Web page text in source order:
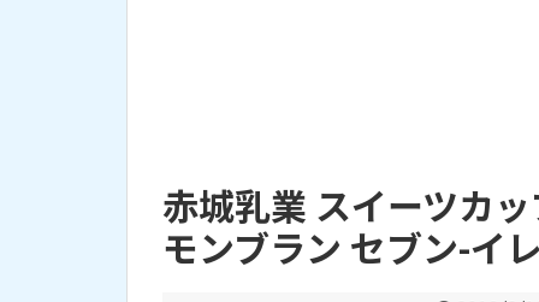
赤城乳業 スイーツカ
モンブラン セブン-イ